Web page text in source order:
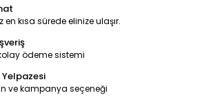
en kısa sürede elinize ulaşır.
ödeme sistemi
Yelpazesi
ve kampanya seçeneği